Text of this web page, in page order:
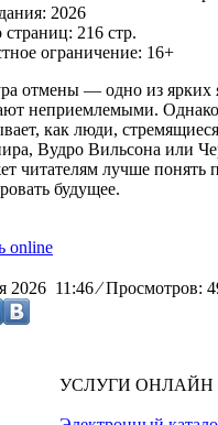
2026
216 стр.
ограничение: 16+
отмены — одно из ярких
неприемлемыми. Однако
как люди,
Вудро Вильсона или
читателям лучше понять
будущее.
online
2026 11:46⁄Просмотров:
УСЛУГИ ОНЛАЙН